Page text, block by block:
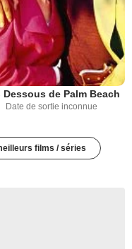
Dessous de Palm Beach
Date de sortie inconnue
films / séries